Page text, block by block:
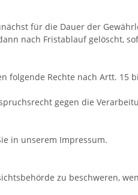
für die Dauer der
nach Fristablauf gelöscht,
Rechte nach Artt. 15
gegen die
in unserem Impressum.
zu beschweren,